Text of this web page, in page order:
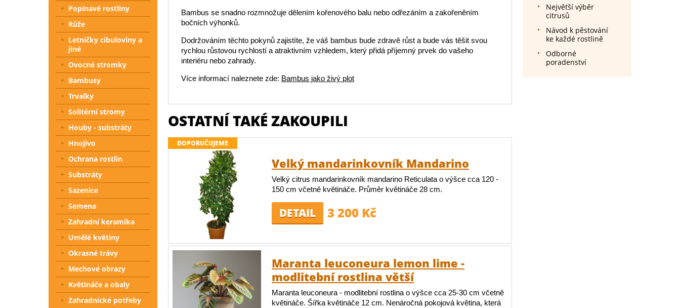
Bambus se snadno rozmnožuje dělením kořenového balu nebo odřezáním a zakořeněním
bočních výhonků.
Dodržováním těchto pokynů zajistíte, že váš bambus bude zdravě růst a bude vás těšit svou
rychlou růstovou rychlostí a atraktivním vzhledem, který přidá příjemný prvek do vašeho
interiéru nebo zahrady.
Více informací naleznete zde: Bambus jako živý plot
OSTATNÍ TAKÉ ZAKOUPILI
DOPORUČUJEME
Velký mandarinkovník Mandarino
Velký citrus mandarinkovník mandarino Reticulata o výšce cca 120 -
150 cm včetně květináče. Průměr květináče 28 cm.
DETAIL 3 200 Kč
Maranta leuconeura lemon lime -
modlitební rostlina větší
Maranta leuconeura - modlitební rostlina o výšce cca 25-30 cm včetně
květináče. Šířka květináče 12 cm. Nenáročná pokojová květina, která
Největší výběr
citrusů
Návod k pěstování
ke každé rostlině
Odborné
poradenství
Popínavé rostliny
Růže
Letničky cibuloviny a
jiné
Ovocné stromky
Bambusy
Trvalky
Solitérní stromy
Houby - substráty
Hnojivo
Ochrana rostlin
Substráty
Sazenice
Semena
Zahradní keramika
Umělé květiny
Okrasné trávy
Mechové obrazy
Květináče a obaly
Zahradnické potřeby